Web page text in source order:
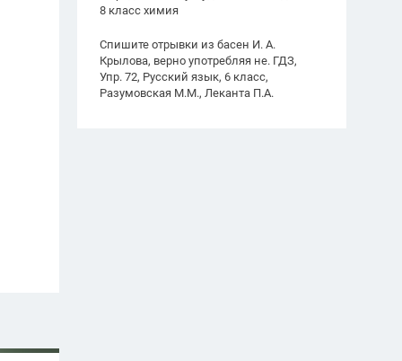
8 класс химия
Спишите отрывки из басен И. А.
Крылова, верно употребляя не. ГДЗ,
Упр. 72, Русский язык, 6 класс,
Разумовская М.М., Леканта П.А.